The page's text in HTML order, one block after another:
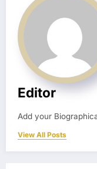
Editor
Add your
View All Posts